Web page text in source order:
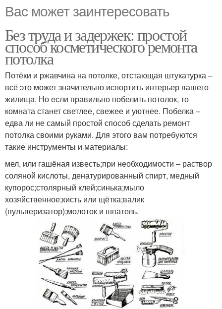
Вас может заинтересовать
Без труда и задержек: простой
способ косметического ремонта
потолка
Потёки и ржавчина на потолке, отстающая штукатурка –
всё это может значительно испортить интерьер вашего
жилища. Но если правильно побелить потолок, то
комната станет светлее, свежее и уютнее. Побелка –
едва ли не самый простой способ сделать ремонт
потолка своими руками. Для этого вам потребуются
такие инструменты и материалы:
мел, или гашёная известь;при необходимости – раствор
соляной кислоты, денатурированный спирт, медный
купорос;столярный клей;синька;мыло
хозяйственное;кисть или щётка;валик
(пульверизатор);молоток и шпатель.